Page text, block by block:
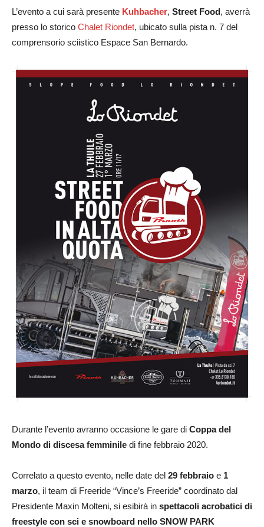
L’evento a cui sarà presente Kuhbacher, Street Food, averrà
presso lo storico Chalet Riondet, ubicato sulla pista n. 7 del
comprensorio sciistico Espace San Bernardo.
Durante l’evento avranno occasione le gare di Coppa del
Mondo di discesa femminile di fine febbraio 2020.
Correlato a questo evento, nelle date del 29 febbraio e 1
marzo, il team di Freeride “Vince’s Freeride” coordinato dal
Presidente Maxin Molteni, si esibirà in spettacoli acrobatici di
freestyle con sci e snowboard nello SNOW PARK